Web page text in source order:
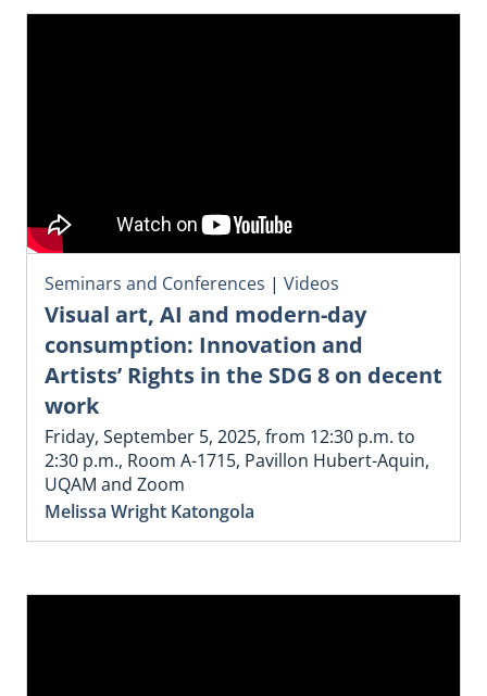
Seminars and Conferences | Videos
Visual art, AI and modern-day
consumption: Innovation and
Artists’ Rights in the SDG 8 on decent
work
Friday, September 5, 2025, from 12:30 p.m. to
2:30 p.m., Room A-1715, Pavillon Hubert-Aquin,
UQAM and Zoom
Melissa Wright Katongola